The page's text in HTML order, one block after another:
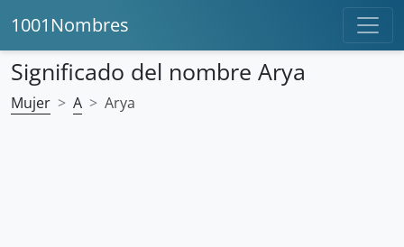
1001Nombres
Significado del nombre Arya
Mujer A Arya